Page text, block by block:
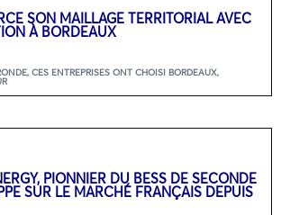
SON MAILLAGE TERRITORIAL AVEC
À BORDEAUX
, CES ENTREPRISES ONT CHOISI BORDEAUX,
PIONNIER DU BESS DE SECONDE
SUR LE MARCHÉ FRANÇAIS DEPUIS